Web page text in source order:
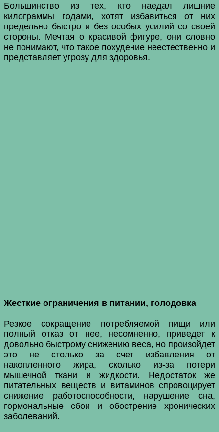
Большинство из тех, кто наедал лишние
килограммы годами, хотят избавиться от них
предельно быстро и без особых усилий со своей
стороны. Мечтая о красивой фигуре, они словно
не понимают, что такое похудение неестественно и
представляет угрозу для здоровья.
Жесткие ограничения в питании, голодовка
Резкое сокращение потребляемой пищи или
полный отказ от нее, несомненно, приведет к
довольно быстрому снижению веса, но произойдет
это не столько за счет избавления от
накопленного жира, сколько из-за потери
мышечной ткани и жидкости. Недостаток же
питательных веществ и витаминов спровоцирует
снижение работоспособности, нарушение сна,
гормональные сбои и обострение хронических
заболеваний.